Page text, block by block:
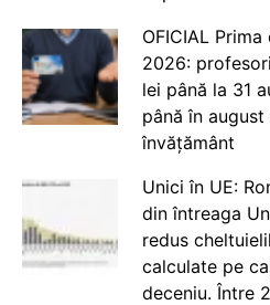
OFICIAL
2026:
lei până la 31
până în
învățământ
Unici în UE:
din întreaga
redus
calculate pe
deceniu. Între